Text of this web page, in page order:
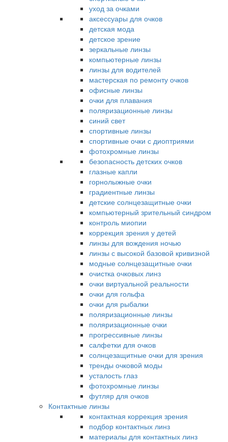
уход за очками
аксессуары для очков
детская мода
детское зрение
зеркальные линзы
компьютерные линзы
линзы для водителей
мастерская по ремонту очков
офисные линзы
очки для плавания
поляризационные линзы
синий свет
спортивные линзы
спортивные очки с диоптриями
фотохромные линзы
безопасность детских очков
глазные капли
горнолыжные очки
градиентные линзы
детские солнцезащитные очки
компьютерный зрительный синдром
контроль миопии
коррекция зрения у детей
линзы для вождения ночью
линзы с высокой базовой кривизной
модные солнцезащитные очки
очистка очковых линз
очки виртуальной реальности
очки для гольфа
очки для рыбалки
поляризационные линзы
поляризационные очки
прогрессивные линзы
салфетки для очков
солнцезащитные очки для зрения
тренды очковой моды
усталость глаз
фотохромные линзы
футляр для очков
Контактные линзы
контактная коррекция зрения
подбор контактных линз
материалы для контактных линз